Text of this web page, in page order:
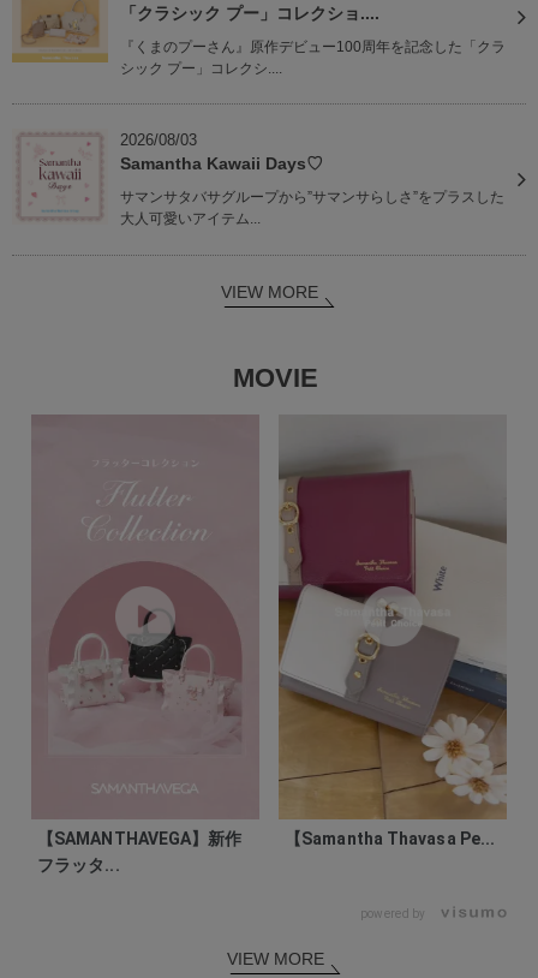
「クラシック プー」コレクショ....
『くまのプーさん』原作デビュー100周年を記念した「クラ
シック プー」コレクシ....
2026/08/03
Samantha Kawaii Days♡
サマンサタバサグループから”サマンサらしさ”をプラスした
大人可愛いアイテム...
VIEW MORE
MOVIE
【SAMANTHAVEGA】新作
フラッタ...
【Samantha Thavasa Pe...
powered by
VIEW MORE